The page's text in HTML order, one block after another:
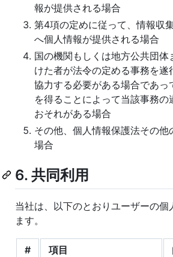
報が提供される場合
第4項の定めに従って、情報収
へ個人情報が提供される場合
国の機関もしくは地方公共団体
けた者が法令の定める事務を遂
協力する必要がある場合であっ
を得ることによって当該事務の
おそれがある場合
その他、個人情報保護法その他
場合
6. 共同利用
当社は、以下のとおりユーザーの個
ます。
# 項目